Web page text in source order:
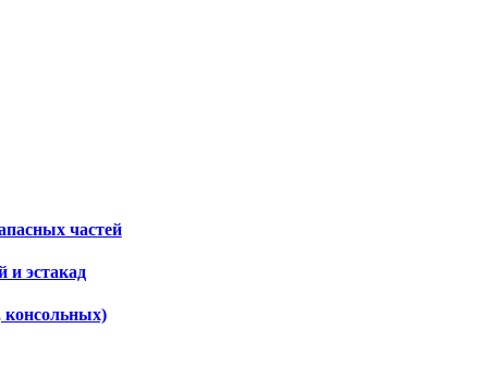
частей
и эстакад
консольных)